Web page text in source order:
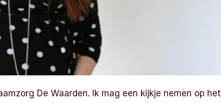
De Waarden. Ik mag een kijkje nemen op het